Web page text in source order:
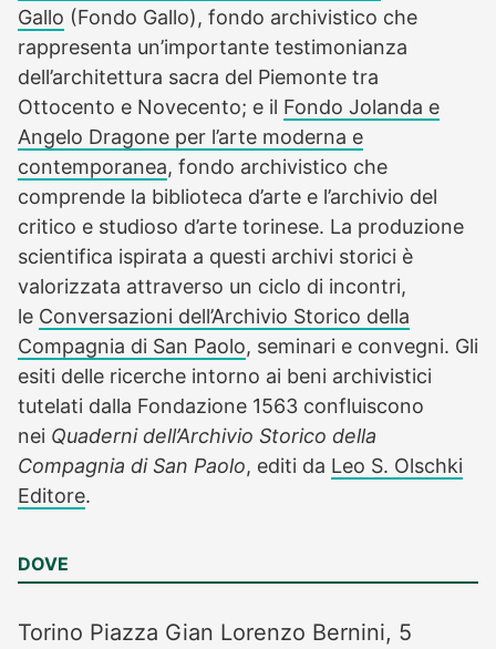
Gallo (Fondo Gallo), fondo archivistico che
rappresenta un’importante testimonianza
dell’architettura sacra del Piemonte tra
Ottocento e Novecento; e il Fondo Jolanda e
Angelo Dragone per l’arte moderna e
contemporanea, fondo archivistico che
comprende la biblioteca d’arte e l’archivio del
critico e studioso d’arte torinese. La produzione
scientifica ispirata a questi archivi storici è
valorizzata attraverso un ciclo di incontri,
le Conversazioni dell’Archivio Storico della
Compagnia di San Paolo, seminari e convegni. Gli
esiti delle ricerche intorno ai beni archivistici
tutelati dalla Fondazione 1563 confluiscono
nei Quaderni dell’Archivio Storico della
Compagnia di San Paolo, editi da Leo S. Olschki
Editore.
DOVE
Torino Piazza Gian Lorenzo Bernini, 5